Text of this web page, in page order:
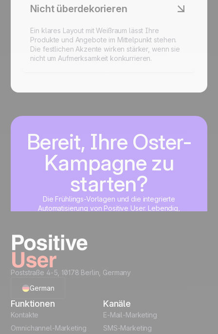
Nicht überdekorieren
Ein klares Layout mit Weißraum lässt Ihre
Produkte und Angebote im Mittelpunkt stehen.
Die festlichen Akzente wirken stärker, wenn sie
nicht um Aufmerksamkeit konkurrieren.
Bereit, Ihre Oster-
Kampagne zu
starten?
Die Frühlings-Vorlagen und die integrierte
Automatisierung von Positive User. Lebendig,
Poststraße 4-5, 10178 Berlin, Germany
German
English
Funktionen
Kontakte
Omnichannel-Marketing
Kanäle
E-Mail-Marketing
SMS-Marketing